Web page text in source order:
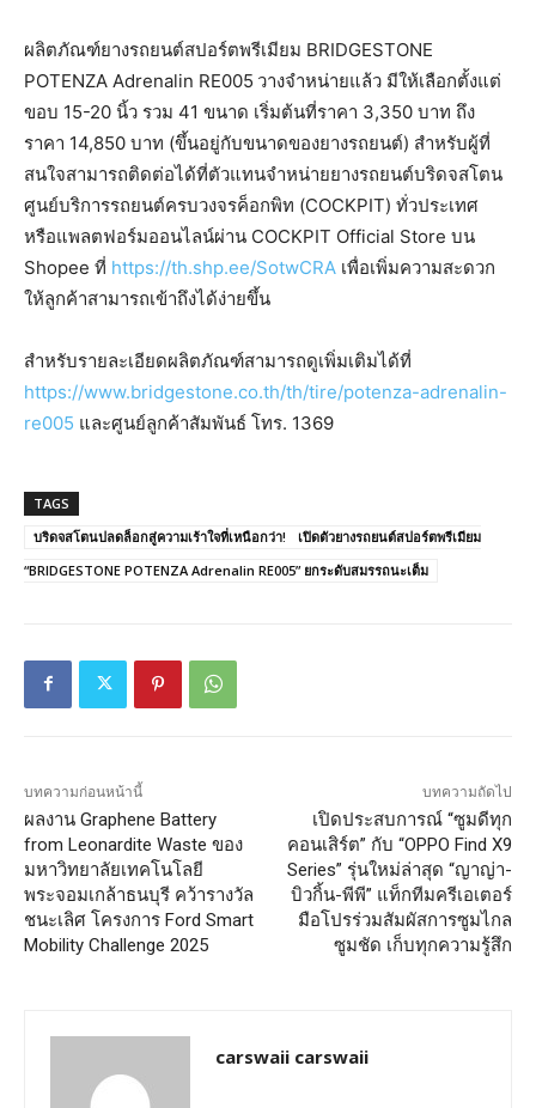
ผลิตภัณฑ์ยางรถยนต์สปอร์ตพรีเมียม BRIDGESTONE
POTENZA Adrenalin RE005 วางจำหน่ายแล้ว มีให้เลือกตั้งแต่
ขอบ 15-20 นิ้ว รวม 41 ขนาด เริ่มต้นที่ราคา 3,350 บาท ถึง
ราคา 14,850 บาท (ขึ้นอยู่กับขนาดของยางรถยนต์) สำหรับผู้ที่
สนใจสามารถติดต่อได้ที่ตัวแทนจำหน่ายยางรถยนต์บริดจสโตน
ศูนย์บริการรถยนต์ครบวงจรค็อกพิท (COCKPIT) ทั่วประเทศ
หรือแพลตฟอร์มออนไลน์ผ่าน COCKPIT Official Store บน
Shopee ที่ https://th.shp.ee/SotwCRA เพื่อเพิ่มความสะดวก
ให้ลูกค้าสามารถเข้าถึงได้ง่ายขึ้น
สำหรับรายละเอียดผลิตภัณฑ์สามารถดูเพิ่มเติมได้ที่
https://www.bridgestone.co.th/th/tire/potenza-adrenalin-
re005 และศูนย์ลูกค้าสัมพันธ์ โทร. 1369
TAGS
บริดจสโตนปลดล็อกสู่ความเร้าใจที่เหนือกว่า! เปิดตัวยางรถยนต์สปอร์ตพรีเมียม
“BRIDGESTONE POTENZA Adrenalin RE005” ยกระดับสมรรถนะเต็ม
บทความก่อนหน้านี้
ผลงาน Graphene Battery
from Leonardite Waste ของ
มหาวิทยาลัยเทคโนโลยี
พระจอมเกล้าธนบุรี คว้ารางวัล
ชนะเลิศ โครงการ Ford Smart
Mobility Challenge 2025
บทความถัดไป
เปิดประสบการณ์ “ซูมดีทุก
คอนเสิร์ต” กับ “OPPO Find X9
Series” รุ่นใหม่ล่าสุด “ญาญ่า-
บิวกิ้น-พีพี” แท็กทีมครีเอเตอร์
มือโปรร่วมสัมผัสการซูมไกล
ซูมชัด เก็บทุกความรู้สึก
carswaii carswaii